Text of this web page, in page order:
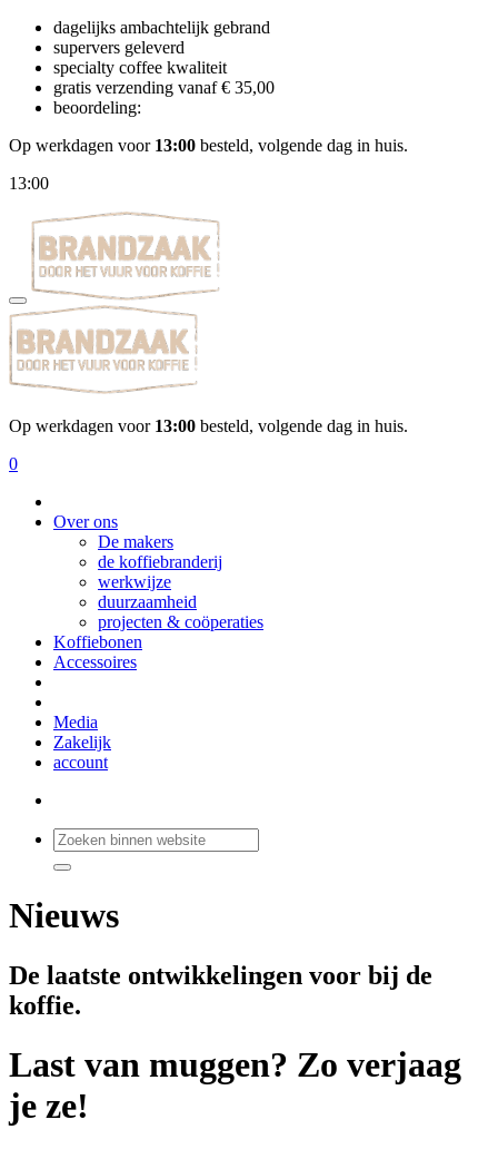
dagelijks ambachtelijk gebrand
supervers geleverd
specialty coffee kwaliteit
gratis verzending vanaf € 35,00
beoordeling:
Op werkdagen voor 13:00 besteld, volgende dag in huis.
13:00
Op werkdagen voor 13:00 besteld, volgende dag in huis.
0
Over ons
De makers
de koffiebranderij
werkwijze
duurzaamheid
projecten & coöperaties
Koffiebonen
Accessoires
Media
Zakelijk
account
Nieuws
De laatste ontwikkelingen voor bij de
koffie.
Last van muggen? Zo verjaag
je ze!